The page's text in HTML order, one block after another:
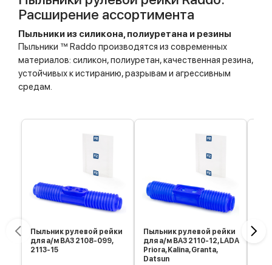
Расширение ассортимента
Пыльники из силикона, полиуретана и резины
Пыльники ™ Raddo производятся из современных
материалов: силикон, полиуретан, качественная резина,
устойчивых к истиранию, разрывам и агрессивным
средам.
Пыльник рулевой рейки
для а/м ВАЗ 2108-099,
2113-15
Пыльник рулевой рейки
для а/м ВАЗ 2110-12, LADA
Priora, Kalina, Granta,
Datsun